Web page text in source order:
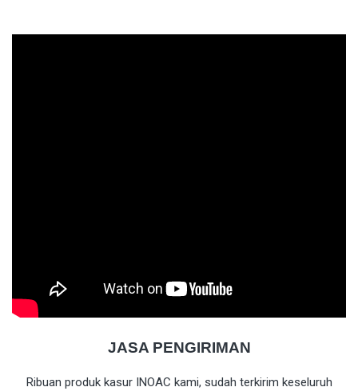
JASA PENGIRIMAN
Ribuan produk kasur INOAC kami, sudah terkirim keseluruh